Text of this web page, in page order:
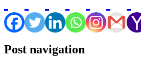
Post navigation